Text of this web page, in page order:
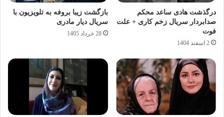
درگذشت هادی ساعد محکم
صدابردار سریال زخم کاری + علت
فوت
2 اسفند 1404
بازگشت زیبا بروفه به تلویزیون با
سریال دیار مادری
28 خرداد 1405